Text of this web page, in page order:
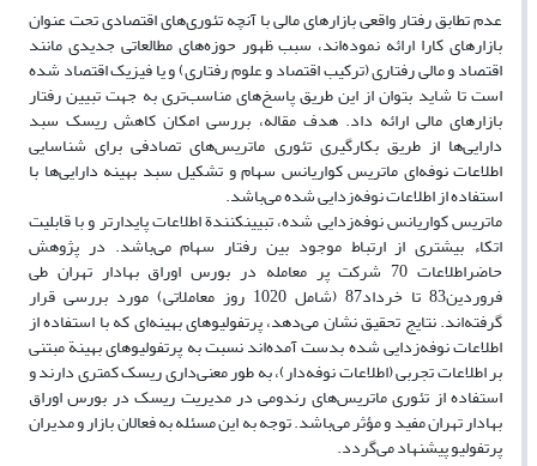
عدم تطابق رفتار واقعی بازارهای مالی با آنچه تئوری‌های اقتصادی تحت عنوان
بازارهای کارا ارائه نموده‌اند، سبب ظهور حوزه‌های مطالعاتی جدیدی مانند
اقتصاد و مالی رفتاری (ترکیب اقتصاد و علوم رفتاری) و یا فیزیک اقتصاد شده
است تا شاید بتوان از این طریق پاسخ‌های مناسب‌تری به جهت تبیین رفتار
بازارهای مالی ارائه داد. هدف مقاله، بررسی امکان کاهش ریسک سبد
دارایی‌ها از طریق بکارگیری تئوری ماتریس‌های تصادفی برای شناسایی
اطلاعات نوفه‌ای ماتریس کواریانس سهام و تشکیل سبد بهینه دارایی‌ها با
استفاده از اطلاعات نوفه‌زدایی ‌شده می‌باشد.
ماتریس کواریانس نوفه‌زدایی شده، تبیین­کنندة اطلاعات پایدارتر و با قابلیت
اتکاء بیشتری از ارتباط موجود بین رفتار سهام می‌باشد. در پژوهش
حاضراطلاعات 70 شرکت پر معامله در بورس اوراق بهادار تهران طی
فروردین83 تا خرداد87 (شامل 1020 روز معاملاتی) مورد بررسی قرار
گرفته‌اند. نتایج تحقیق نشان می‌دهد، پرتفولیوهای بهینه‌ای که با استفاده از
اطلاعات نوفه‌زدایی شده بدست آمده‌اند نسبت به پرتفولیوهای بهینة مبتنی
بر اطلاعات تجربی (اطلاعات نوفه‌دار)، به طور معنی‌داری ریسک کمتری دارند و
استفاده از تئوری ماتریس‌های رندومی در مدیریت ریسک در بورس اوراق
بهادار تهران مفید و مؤثر می‌باشد. توجه به این مسئله به فعالان بازار و مدیران
پرتفولیو پیشنهاد می‌گردد.